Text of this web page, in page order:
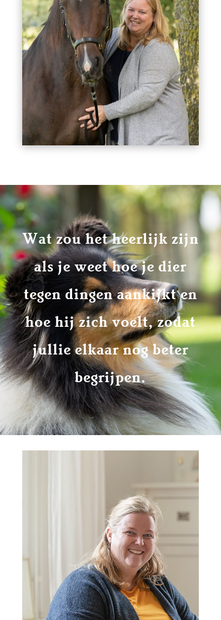
Wat zou het heerlijk zijn
als je weet hoe je dier
tegen dingen aankijkt en
hoe hij zich voelt, zodat
jullie elkaar nog beter
begrijpen.